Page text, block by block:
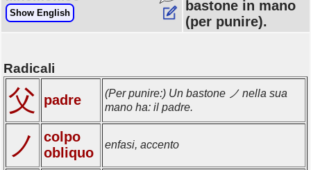
Show English
bastone in mano
(per punire).
Radicali
父 padre
(Per punire:) Un bastone ノ nella sua
mano ha: il padre.
ノ
colpo
obliquo
enfasi, accento